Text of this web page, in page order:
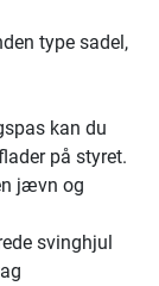
type sadel,
kan du
på styret.
jævn og
svinghjul